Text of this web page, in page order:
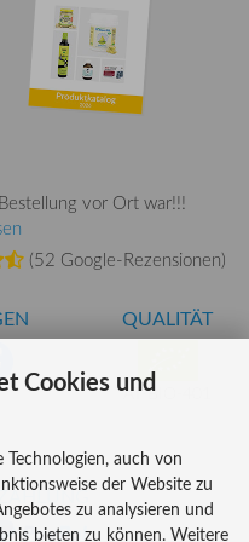
vor Ort war!!!
(52 Google-Rezensionen)
QUALITÄT
AT-BIO-401
Cookies und
auch von
der Website zu
zu analysieren und
bieten zu können. Weitere